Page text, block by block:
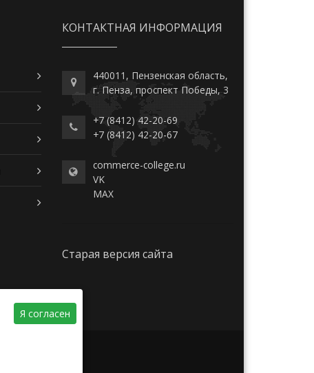
КОНТАКТНАЯ ИНФОРМАЦИЯ
440011, Пензенская область,
г. Пенза, проспект Победы, 3
+7 (8412) 42-20-69
+7 (8412) 42-20-67
commerce-college.ru
VK
MAX
Старая версия сайта
Я согласен